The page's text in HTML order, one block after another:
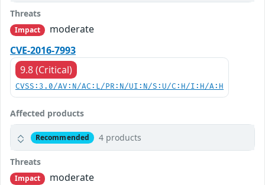
Threats
Impact
moderate
CVE-2016-7993
9.8 (Critical)
CVSS:3.0/AV:N/AC:L/PR:N/UI:N/S:U/C:H/I:H/A:H
Affected products
Recommended 4 products
Threats
Impact
moderate